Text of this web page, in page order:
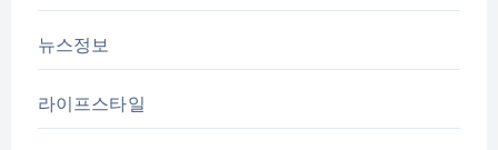
뉴스정보
라이프스타일